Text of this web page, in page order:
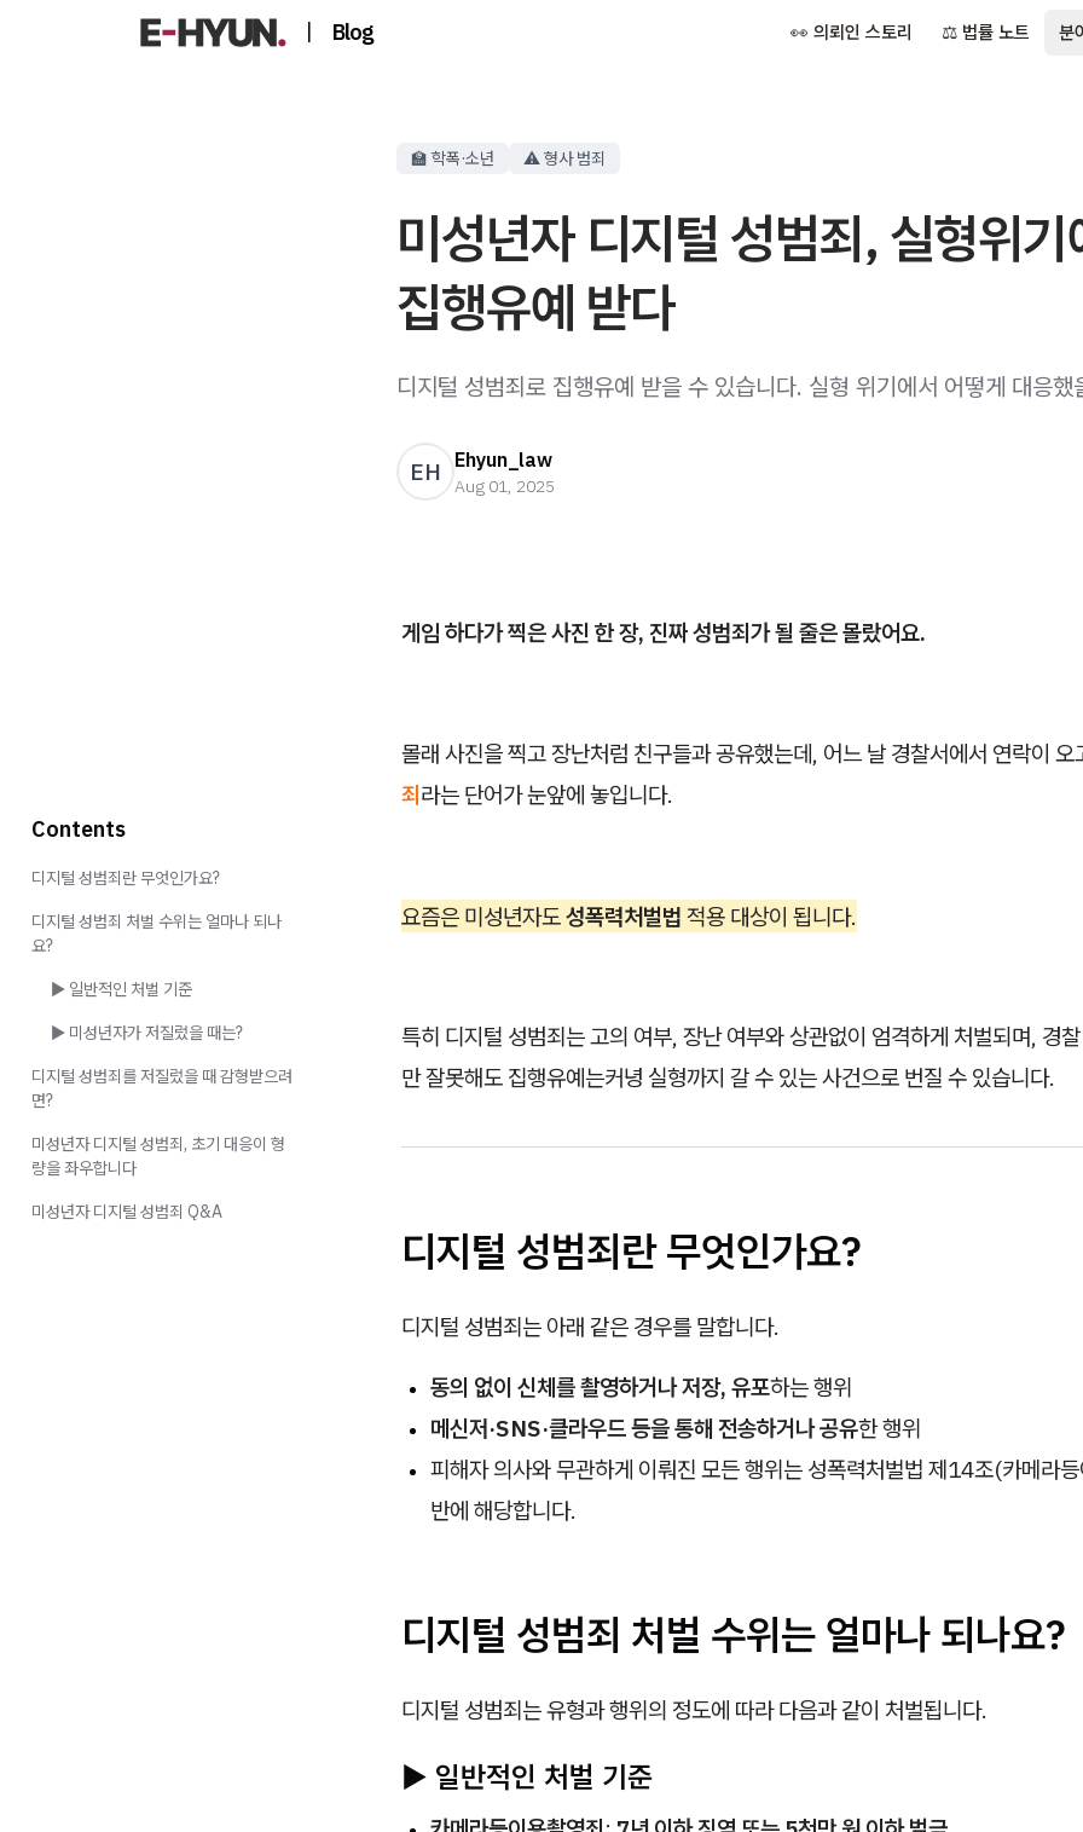
| Blog 👀 의뢰인 스토리 ⚖️ 법률 노트 분
🏫 학폭·소년 ⚠️ 형사 범죄
미성년자 디지털 성범죄, 실형위기
집행유예 받다
디지털 성범죄로 집행유예 받을 수 있습니다. 실형 위기에서 어떻게 대응했
EH Ehyun_law
Aug 01, 2025
게임 하다가 찍은 사진 한 장, 진짜 성범죄가 될 줄은 몰랐어요.
몰래 사진을 찍고 장난처럼 친구들과 공유했는데, 어느 날 경찰서에서 연락이 오
죄라는 단어가 눈앞에 놓입니다.
요즘은 미성년자도성폭력처벌법 적용 대상이 됩니다.
특히 디지털 성범죄는 고의 여부, 장난 여부와 상관없이 엄격하게 처벌되며, 경
만 잘못해도 집행유예는커녕 실형까지 갈 수 있는 사건으로 번질 수 있습니다.
디지털 성범죄란 무엇인가요?
디지털 성범죄는 아래 같은 경우를 말합니다.
동의 없이 신체를 촬영하거나 저장, 유포하는 행위
메신저·SNS·클라우드 등을 통해 전송하거나 공유한 행위
피해자 의사와 무관하게 이뤄진 모든 행위는 성폭력처벌법 제14조(카메라
반에 해당합니다.
디지털 성범죄 처벌 수위는 얼마나 되나요?
디지털 성범죄는 유형과 행위의 정도에 따라 다음과 같이 처벌됩니다.
▶️ 일반적인 처벌 기준
Contents
디지털 성범죄란 무엇인가요?
디지털 성범죄 처벌 수위는 얼마나 되나
요?
▶️ 일반적인 처벌 기준
▶️ 미성년자가 저질렀을 때는?
디지털 성범죄를 저질렀을 때 감형받으려
면?
미성년자 디지털 성범죄, 초기 대응이 형
량을 좌우합니다
미성년자 디지털 성범죄 Q&A